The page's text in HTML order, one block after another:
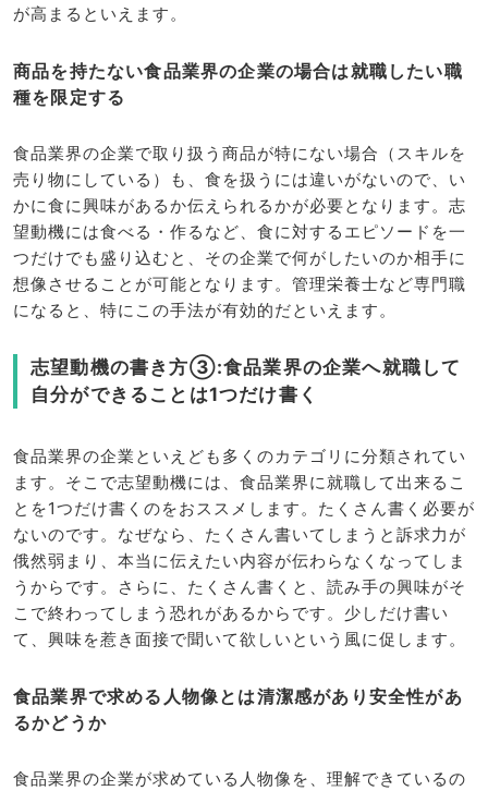
が高まるといえます。
商品を持たない食品業界の企業の場合は就職したい職
種を限定する
食品業界の企業で取り扱う商品が特にない場合（スキルを
売り物にしている）も、食を扱うには違いがないので、い
かに食に興味があるか伝えられるかが必要となります。志
望動機には食べる・作るなど、食に対するエピソードを一
つだけでも盛り込むと、その企業で何がしたいのか相手に
想像させることが可能となります。管理栄養士など専門職
になると、特にこの手法が有効的だといえます。
志望動機の書き方③:食品業界の企業へ就職して
自分ができることは1つだけ書く
食品業界の企業といえども多くのカテゴリに分類されてい
ます。そこで志望動機には、食品業界に就職して出来るこ
とを1つだけ書くのをおススメします。たくさん書く必要が
ないのです。なぜなら、たくさん書いてしまうと訴求力が
俄然弱まり、本当に伝えたい内容が伝わらなくなってしま
うからです。さらに、たくさん書くと、読み手の興味がそ
こで終わってしまう恐れがあるからです。少しだけ書い
て、興味を惹き面接で聞いて欲しいという風に促します。
食品業界で求める人物像とは清潔感があり安全性があ
るかどうか
食品業界の企業が求めている人物像を、理解できているの